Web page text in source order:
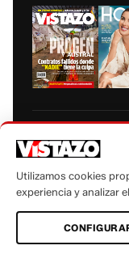
autorización escrita de
Utilizamos cookies
experiencia y analizar